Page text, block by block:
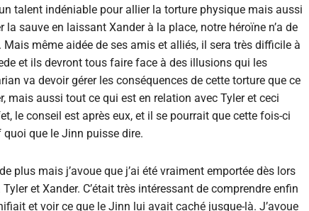
talent indéniable pour allier la torture physique mais aussi
sauve en laissant Xander à la place, notre héroïne n’a de
même aidée de ses amis et alliés, il sera très difficile à
et ils devront tous faire face à des illusions qui les
va devoir gérer les conséquences de cette torture que ce
mais aussi tout ce qui est en relation avec Tyler et ceci
le conseil est après eux, et il se pourrait que cette fois-ci
quoi que le Jinn puisse dire.
plus mais j’avoue que j’ai été vraiment emportée dès lors
et Xander. C’était très intéressant de comprendre enfin
et voir ce que le Jinn lui avait caché jusque-là. J’avoue